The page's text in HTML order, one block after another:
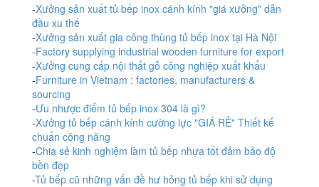
-Xưởng sản xuất tủ bếp inox cánh kính "giá xưởng" dẫn
đầu xu thế
-Xưởng sản xuất gia công thùng tủ bếp inox tại Hà Nội
-Factory supplying industrial wooden furniture for export
-Xưởng cung cấp nội thất gỗ công nghiệp xuất khẩu
-Furniture in Vietnam : factories, manufacturers &
sourcing
-Ưu nhược điểm tủ bếp inox 304 là gì?
-Xưởng tủ bếp cánh kính cường lực "GIÁ RẺ" Thiết kế
chuẩn công năng
-Chia sẻ kinh nghiệm làm tủ bếp nhựa tốt đảm bảo độ
bền đẹp
-Tủ bếp cũ những vấn đề hư hỏng tủ bếp khi sử dụng